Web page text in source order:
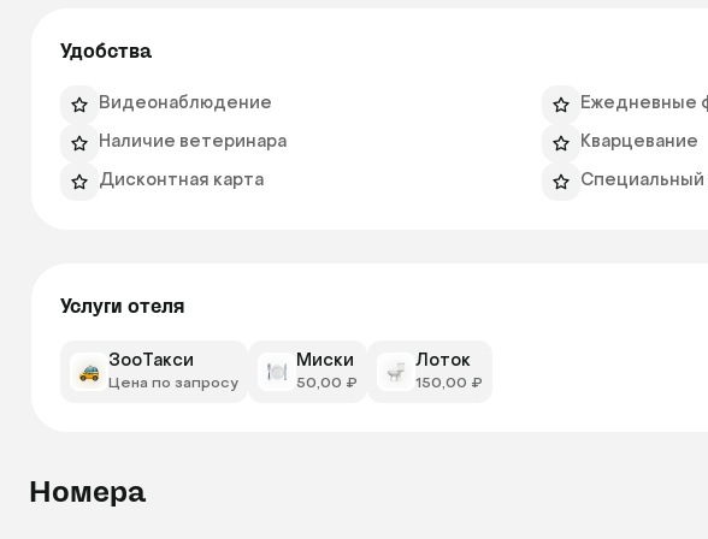
Удобства
Видеонаблюдение Ежедневные
Наличие ветеринара Кварцевание
Дисконтная карта Специальный
Услуги отеля
ЗооТакси
Цена по запросу
Миски
50,00 ₽
Лоток
150,00 ₽
Номера